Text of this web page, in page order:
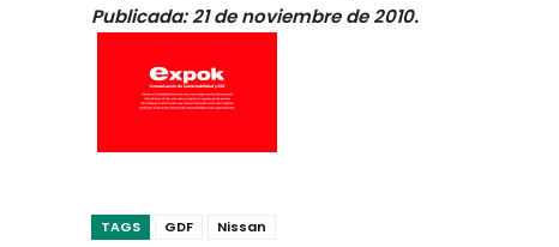
Publicada: 21 de noviembre de 2010.
TAGS GDF Nissan